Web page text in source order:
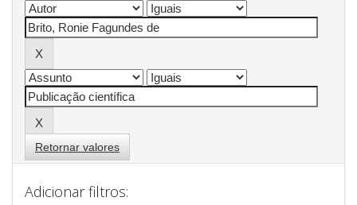
Retornar valores
Adicionar filtros: